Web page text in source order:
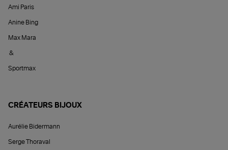
Ami Paris
Anine Bing
Max Mara
&
Sportmax
CRÉATEURS BIJOUX
Aurélie Bidermann
Serge Thoraval